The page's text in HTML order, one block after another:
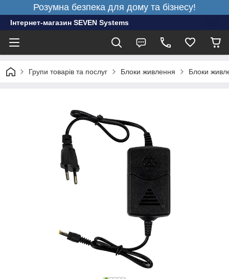
Розумна безпека для дому та бізнесу!
Інтернет-магазин SEVEN Systems
Групи товарів та послуг Блоки живлення Блоки